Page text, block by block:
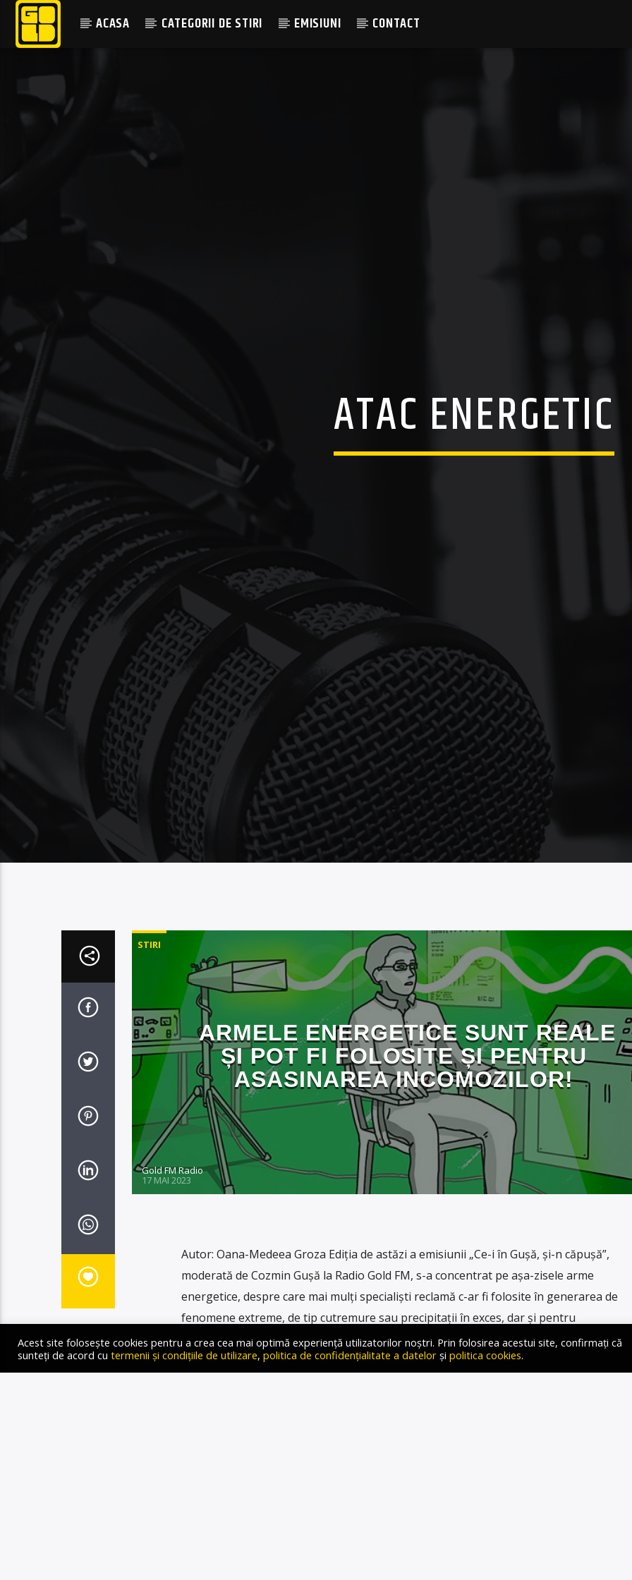
ACASA CATEGORII DE STIRI EMISIUNI CONTACT
ATAC ENERGETIC
STIRI
ARMELE ENERGETICE SUNT REALE
ȘI POT FI FOLOSITE ȘI PENTRU
ASASINAREA INCOMOZILOR!
Gold FM Radio
17 MAI 2023
Autor: Oana-Medeea Groza Ediția de astăzi a emisiunii „Ce-i în Gușă, și-n căpușă”,
moderată de Cozmin Gușă la Radio Gold FM, s-a concentrat pe așa-zisele arme
energetice, despre care mai mulți specialiști reclamă c-ar fi folosite în generarea de
fenomene extreme, de tip cutremure sau precipitații în exces, dar și pentru
asasinare sau control mental, […]
Acest site folosește cookies pentru a crea cea mai optimă experiență utilizatorilor noștri. Prin folosirea acestui site, confirmați că
sunteți de acord cu termenii și condițiile de utilizare, politica de confidențialitate a datelor și politica cookies.